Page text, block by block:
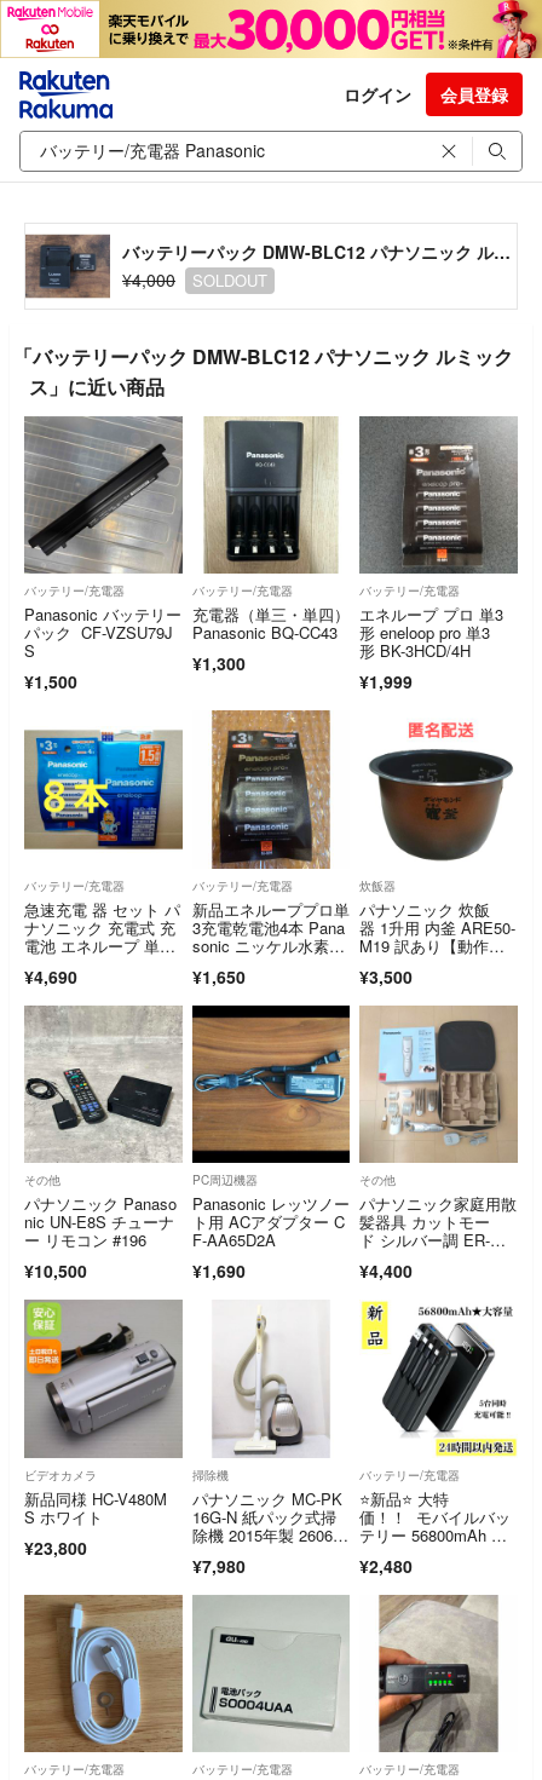
ログイン 会員登録
バッテリーパック DMW-BLC12 パナソニック ルミックス
¥4,000
SOLDOUT
「バッテリーパック DMW-BLC12 パナソニック ルミック
ス」に近い商品
バッテリー/充電器
Panasonic バッテリー
パック CF-VZSU79J
S
¥1,500
バッテリー/充電器
充電器（単三・単四）
Panasonic BQ-CC43
¥1,300
バッテリー/充電器
エネループ プロ 単3
形 eneloop pro 単3
形 BK-3HCD/4H
¥1,999
バッテリー/充電器
急速充電 器 セット パ
ナソニック 充電式 充
電池 エネループ 単
¥4,690
バッテリー/充電器
新品エネループプロ単
3充電乾電池4本 Pana
sonic ニッケル水素電
¥1,650
炊飯器
パナソニック 炊飯
器 1升用 内釜 ARE50-
M19 訳あり【動作確
¥3,500
その他
パナソニック Panaso
nic UN-E8S チューナ
ー リモコン #196
¥10,500
PC周辺機器
Panasonic レッツノー
ト用 ACアダプター C
F-AA65D2A
¥1,690
その他
パナソニック家庭用散
髪器具 カットモー
ド シルバー調 ER-GF
¥4,400
ビデオカメラ
新品同様 HC-V480M
S ホワイト
¥23,800
掃除機
パナソニック MC-PK
16G-N 紙パック式掃
除機 2015年製 260623
¥7,980
バッテリー/充電器
⭐️新品⭐️ 大特
価！！ モバイルバッ
テリー 56800mAh 大
¥2,480
バッテリー/充電器 バッテリー/充電器 バッテリー/充電器